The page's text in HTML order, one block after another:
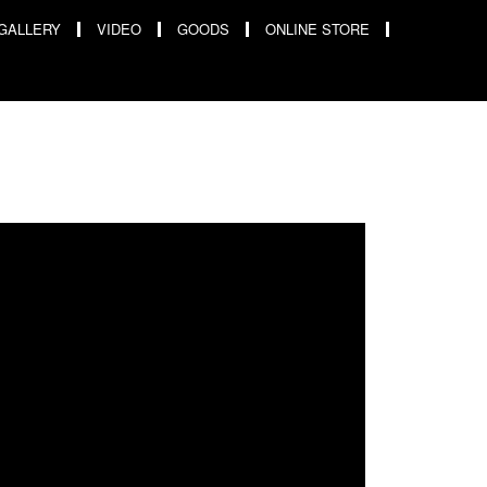
VIDEO GOODS
ONLINE STORE